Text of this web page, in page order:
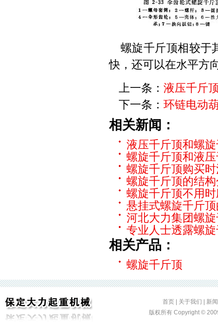
螺旋千斤顶相较于
快，还可以在水平方
上一条： 液压千斤
下一条： 环链电动
相关新闻：
液压千斤顶和螺
螺旋千斤顶和液
螺旋千斤顶购买
螺旋千斤顶的结
螺旋千斤顶不用
悬挂式螺旋千斤
河北大力集团螺
专业人士透露螺
相关产品：
螺旋千斤顶
首页 关于我们
新
版权所有 Copyright ©